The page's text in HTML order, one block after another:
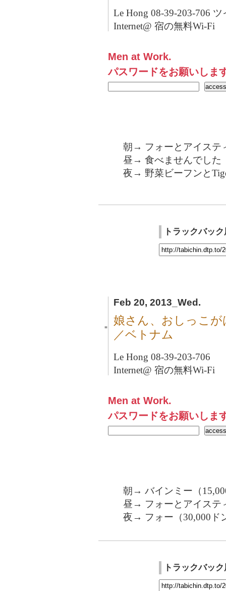
Le Hong 08-39-203-706
Internet@ 宿の無料Wi-Fi
Men at Work.
パスワードをお願いしま
朝→ フォーとアイステ
昼→ 食べませんでした
夜→ 野菜ビーフンと
トラックバッ
Feb 20, 2013_Wed.
■
娘さん、おしっこ
／ベトナム
Le Hong 08-39-203-706
Internet@ 宿の無料Wi-Fi
Men at Work.
パスワードをお願いしま
朝→ バインミー（
昼→ フォーとアイステ
夜→ フォー（30,000ド
トラックバッ